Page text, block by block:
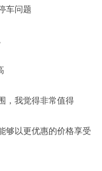
车问题
，我觉得非常值得
够以更优惠的价格享受